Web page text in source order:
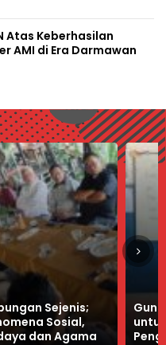
Atas Keberhasilan
AMI di Era Darmawan
Materi PKWU
SMK,
Prakarya